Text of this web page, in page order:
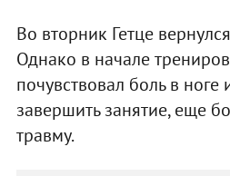
Во вторник Гетце
Однако в начале
почувствовал боль в
завершить занятие, еще
травму.